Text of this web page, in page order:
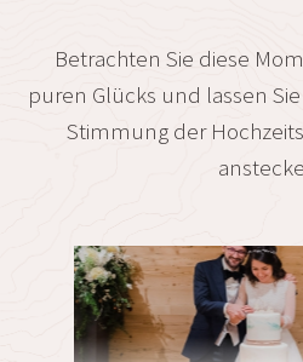
Betrachten Sie diese
puren Glücks und lassen
Stimmung der